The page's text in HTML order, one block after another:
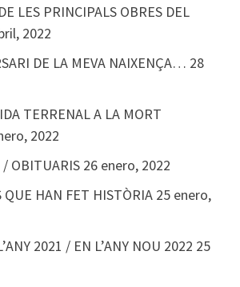
LES PRINCIPALS OBRES DEL
2022
DE LA MEVA NAIXENÇA… 28
TERRENAL A LA MORT
2022
/ OBITUARIS 26 enero, 2022
QUE HAN FET HISTÒRIA 25 enero,
2021 / EN L’ANY NOU 2022 25